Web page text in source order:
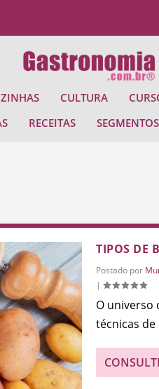
CULTURA
RECEITAS SEGMENTOS
TIPOS DE
Postado por
|
O universo
técnicas